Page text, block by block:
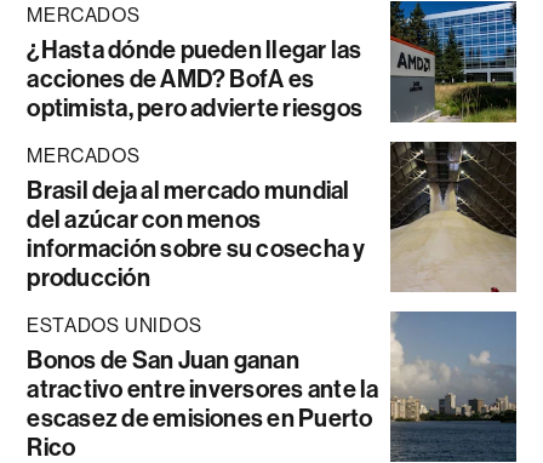
MERCADOS
¿Hasta dónde pueden llegar las
acciones de AMD? BofA es
optimista, pero advierte riesgos
MERCADOS
Brasil deja al mercado mundial
del azúcar con menos
información sobre su cosecha y
producción
ESTADOS UNIDOS
Bonos de San Juan ganan
atractivo entre inversores ante la
escasez de emisiones en Puerto
Rico